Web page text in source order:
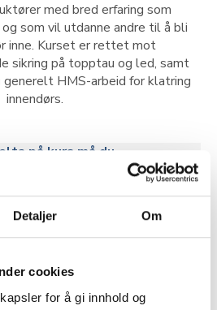
Detaljer Om
cookies
for å gi innhold og
med bred erfaring som
som vil utdanne andre til å bli
inne. Kurset er rettet mot
sikring på topptau og led, samt
generelt HMS-arbeid for klatring
innendørs.
på kurs må du
inne eller
år ved kursstart.
sendes kurslærer ved påmelding.
75 timer praktisk erfaring som